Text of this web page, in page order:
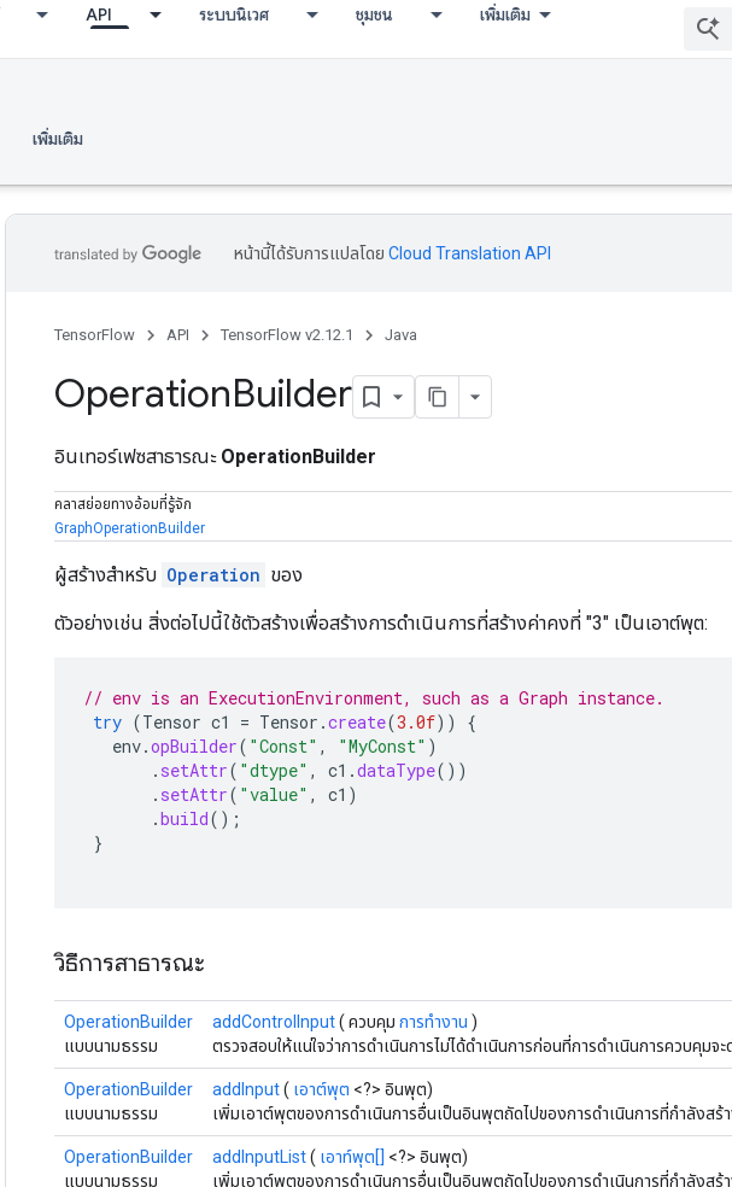
API ระบบนิเวศ ชุมชน เพิ่มเติม
เพิ่มเติม
หน้านี้ได้รับการแปลโดย Cloud Translation API
TensorFlow API TensorFlow v2.12.1 Java
OperationBuilder
อินเทอร์เฟซสาธารณะ OperationBuilder
คลาสย่อยทางอ้อมที่รู้จัก
GraphOperationBuilder
ผู้สร้างสำหรับ Operation ของ
ตัวอย่างเช่น สิ่งต่อไปนี้ใช้ตัวสร้างเพื่อสร้างการดำเนินการที่สร้างค่าคงที่ "3" เป็นเอาต์พุต:
// env is an ExecutionEnvironment, such as a Graph instance.
try (Tensor c1 = Tensor .create(3.0f))
{
env.opBuilder( "Const" , "MyConst" )
. setAttr( "dtype" , c1 .dataType())
. setAttr( "value" , c1 )
.build();
}
วิธีการสาธารณะ
OperationBuilder
แบบนามธรรม
addControlInput( ควบคุม การทำงาน )
ตรวจสอบให้แน่ใจว่าการดำเนินการไม่ได้ดำเนินการก่อนที่การดำเนินการควบคุมจะ
OperationBuilder
แบบนามธรรม
addInput( เอาต์พุต <?> อินพุต)
เพิ่มเอาต์พุตของการดำเนินการอื่นเป็นอินพุตถัดไปของการดำเนินการที่กำลังสร้
OperationBuilder
แบบนามธรรม
addInputList( เอาท์พุต[] <?> อินพุต)
เพิ่มเอาต์พุตของการดำเนินการอื่นเป็นอินพุตถัดไปของการดำเนินการที่กำลังสร้